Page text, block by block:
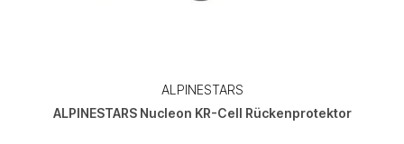
ALPINESTARS
ALPINESTARS Nucleon KR-Cell Rückenprotektor